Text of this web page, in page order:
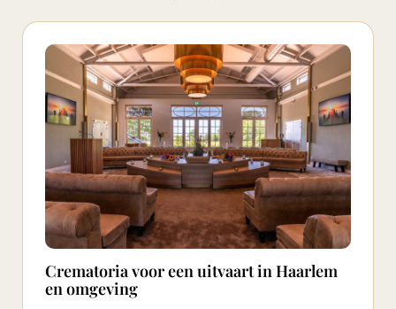
Crematoria voor een uitvaart in Haarlem
en omgeving